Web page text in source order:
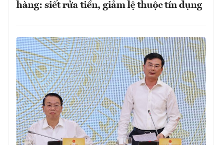
hàng: siết rửa tiền, giảm lệ thuộc tín dụng